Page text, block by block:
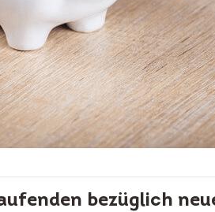
bezüglich